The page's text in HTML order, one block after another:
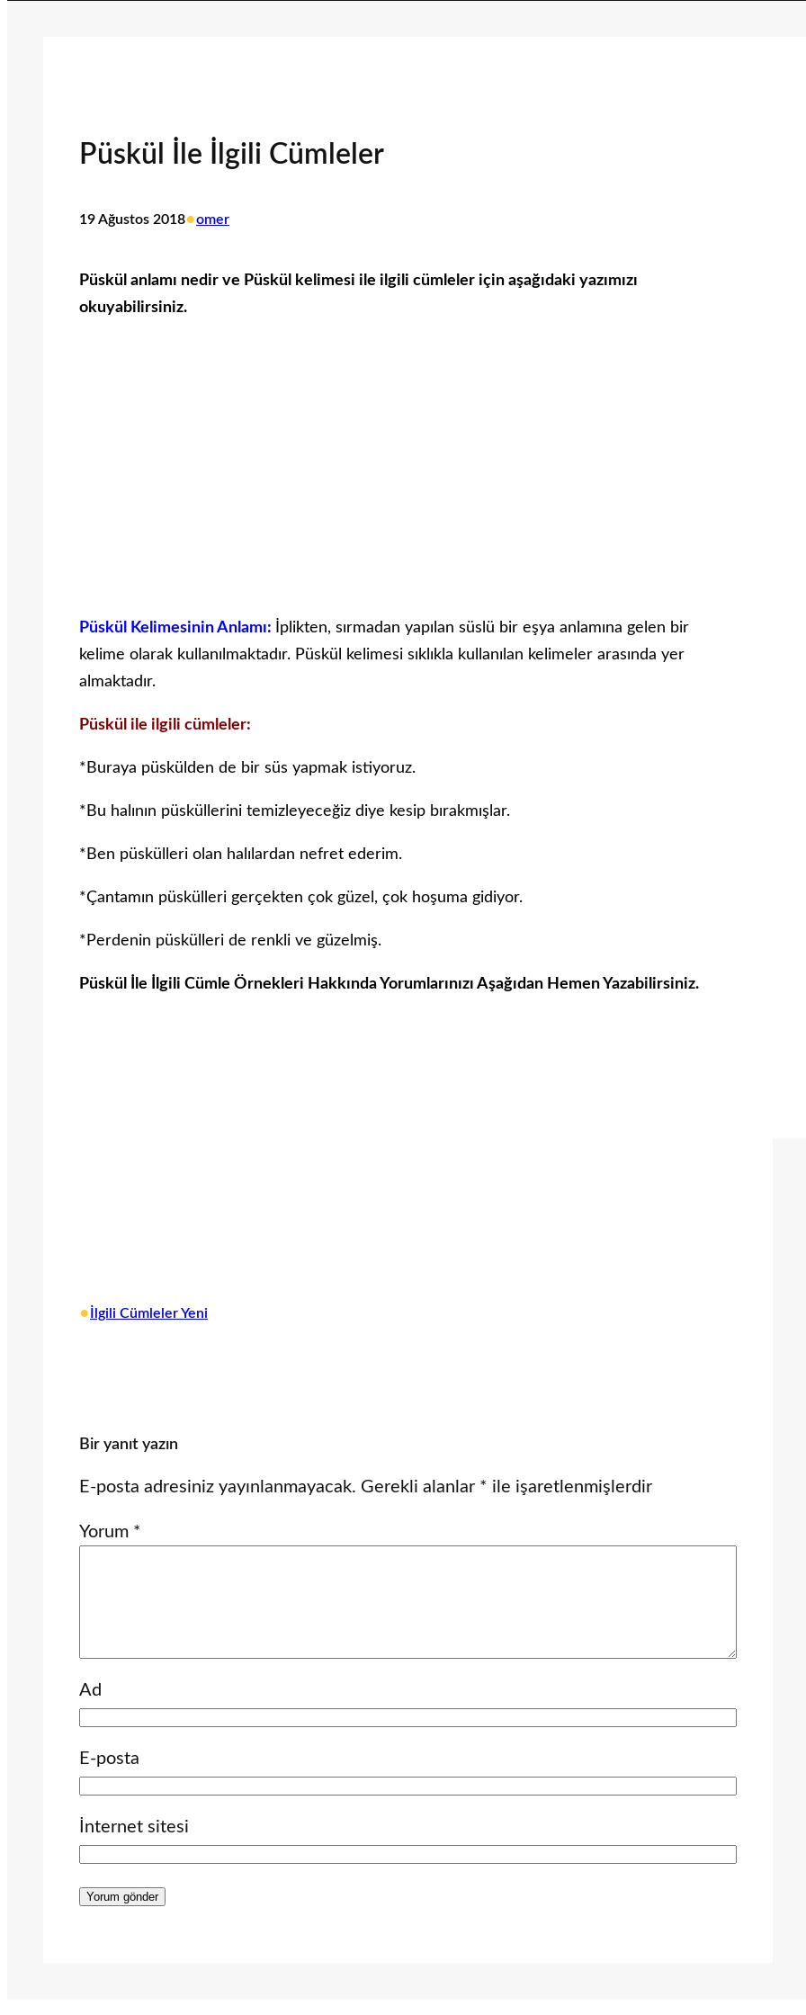
Püskül İle İlgili Cümleler
19 Ağustos 2018•omer
Püskül anlamı nedir ve Püskül kelimesi ile ilgili cümleler için aşağıdaki yazımızı
okuyabilirsiniz.
Püskül Kelimesinin Anlamı:
İplikten, sırmadan yapılan süslü bir eşya anlamına gelen bir
kelime olarak kullanılmaktadır. Püskül kelimesi sıklıkla kullanılan kelimeler arasında yer
almaktadır.
Püskül ile ilgili cümleler:
*Buraya püskülden de bir süs yapmak istiyoruz.
*Bu halının püsküllerini temizleyeceğiz diye kesip bırakmışlar.
*Ben püskülleri olan halılardan nefret ederim.
*Çantamın püskülleri gerçekten çok güzel, çok hoşuma gidiyor.
*Perdenin püskülleri de renkli ve güzelmiş.
Püskül İle İlgili Cümle Örnekleri Hakkında Yorumlarınızı Aşağıdan Hemen Yazabilirsiniz.
• İlgili Cümleler Yeni
Bir yanıt yazın
E-posta adresiniz yayınlanmayacak. Gerekli alanlar * ile işaretlenmişlerdir
Yorum *
Ad
E-posta
İnternet sitesi